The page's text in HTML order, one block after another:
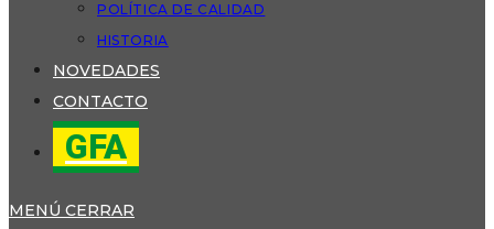
POLÍTICA DE CALIDAD
HISTORIA
NOVEDADES
CONTACTO
GFA
MENÚ CERRAR